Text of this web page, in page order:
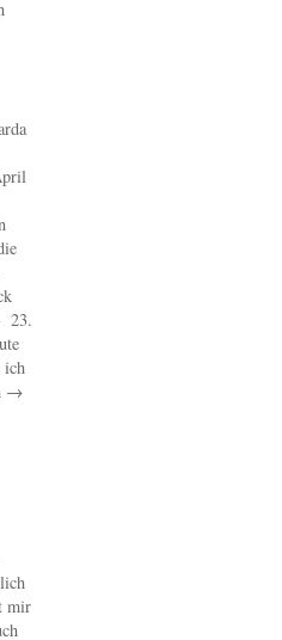
23.
ich
→
mir